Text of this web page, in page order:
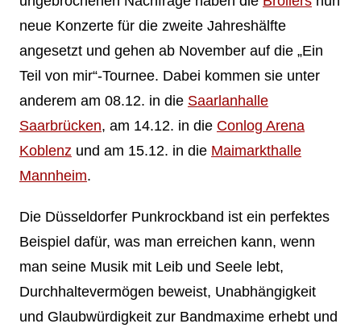
neue Konzerte für die zweite Jahreshälfte
angesetzt und gehen ab November auf die „Ein
Teil von mir“-Tournee. Dabei kommen sie unter
anderem am 08.12. in die Saarlanhalle
Saarbrücken, am 14.12. in die Conlog Arena
Koblenz und am 15.12. in die Maimarkthalle
Mannheim.
Die Düsseldorfer Punkrockband ist ein perfektes
Beispiel dafür, was man erreichen kann, wenn
man seine Musik mit Leib und Seele lebt,
Durchhaltevermögen beweist, Unabhängigkeit
und Glaubwürdigkeit zur Bandmaxime erhebt und